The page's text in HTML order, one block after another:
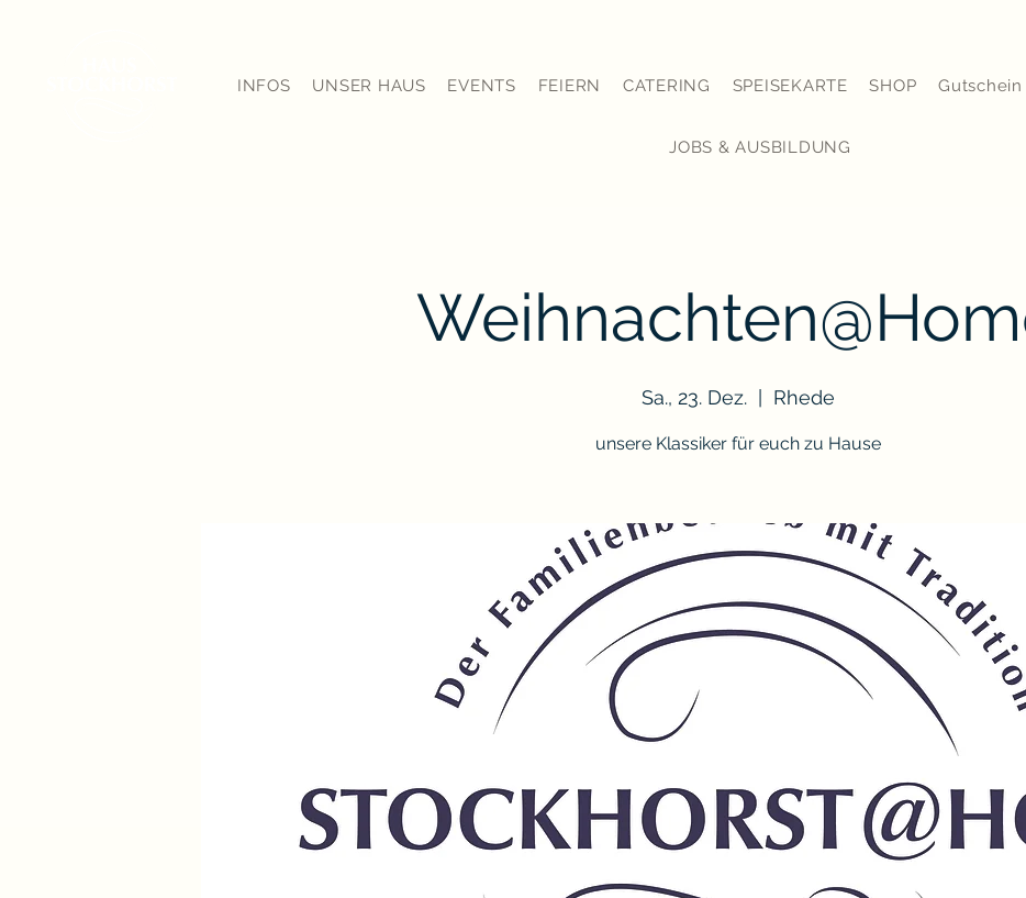
INFOS UNSER HAUS EVENTS FEIERN CATERING SPEISEKARTE SHOP Gutschein
JOBS & AUSBILDUNG
Sa., 23. Dez. Rhede
unsere Klassiker für euch zu Hause